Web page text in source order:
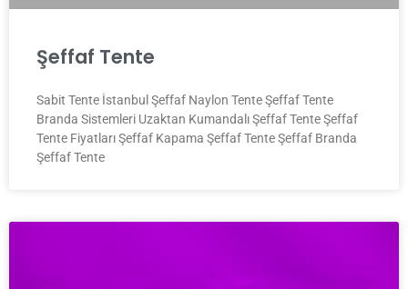
Şeffaf Tente
Sabit Tente İstanbul Şeffaf Naylon Tente Şeffaf Tente
Branda Sistemleri Uzaktan Kumandalı Şeffaf Tente Şeffaf
Tente Fiyatları Şeffaf Kapama Şeffaf Tente Şeffaf Branda
Şeffaf Tente